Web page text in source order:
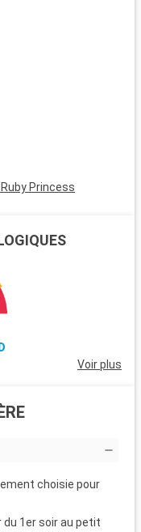
de la ville. La région
Princess
Voir plus
choisie pour
du 1er soir au petit